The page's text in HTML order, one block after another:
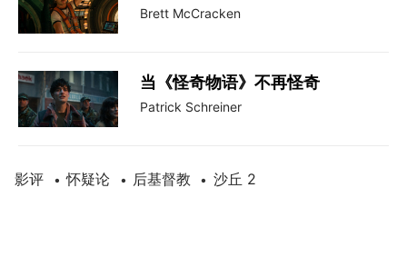
Brett McCracken
当《怪奇物语》不再怪奇
​Patrick Schreiner
影评 • 怀疑论 • 后基督教 • 沙丘 2